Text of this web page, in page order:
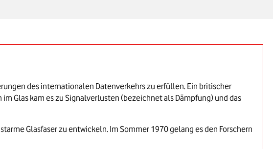
des internationalen Datenverkehrs zu erfüllen. Ein britischer
Glas kam es zu Signalverlusten (bezeichnet als Dämpfung) und das
Glasfaser zu entwickeln. Im Sommer 1970 gelang es den Forschern